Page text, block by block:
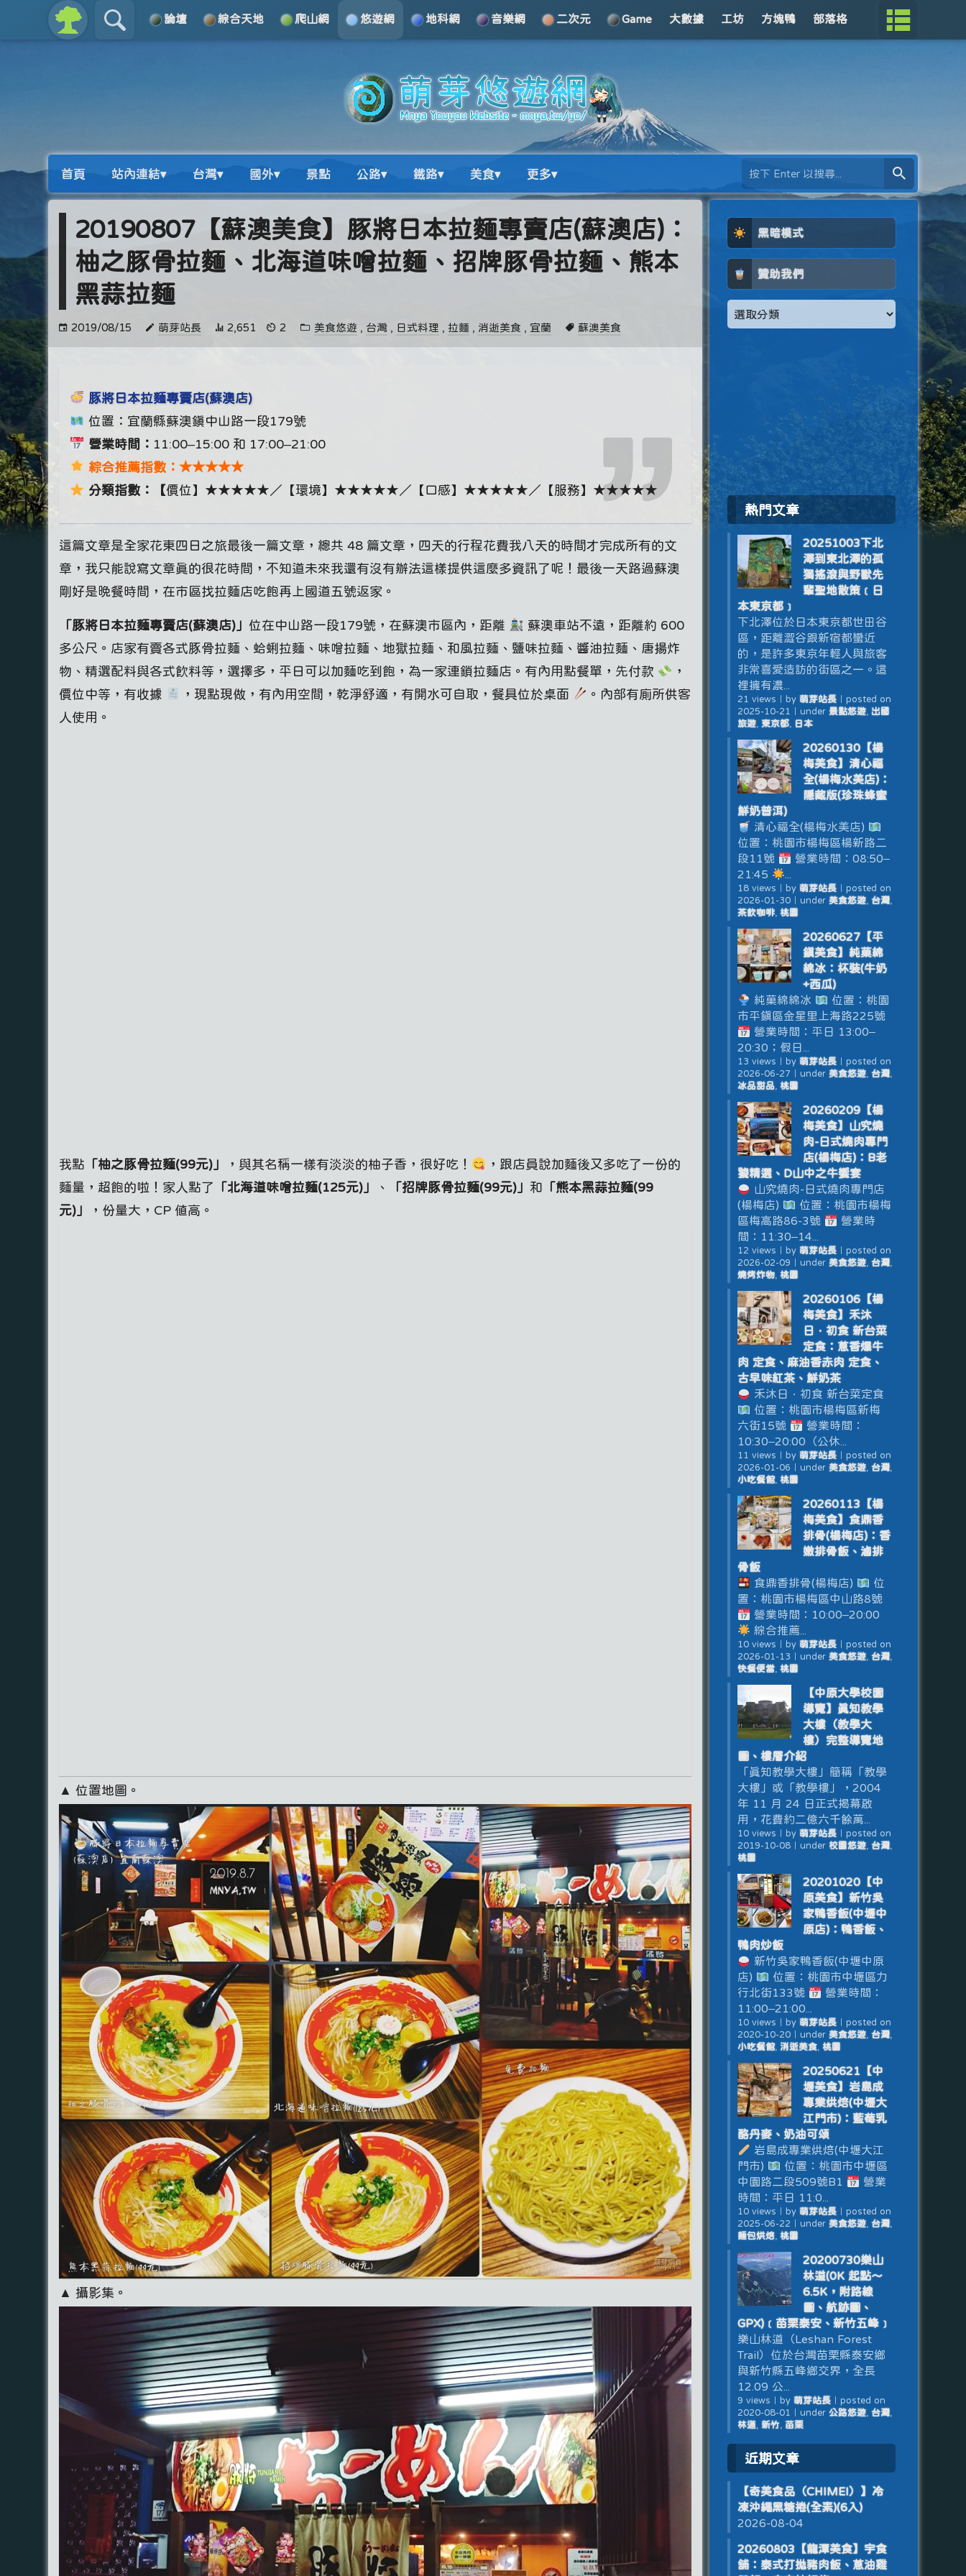
論壇 綜合天地 爬山網 悠遊網 地科網 音樂網 二次元 Game 大數據 工坊 方塊鴨 部落格
首頁 站內連結▾ 台灣▾ 國外▾ 景點 公路▾ 鐵路▾ 美食▾ 更多▾
20190807【蘇澳美食】豚將日本拉麵專賣店(蘇澳店)：
柚之豚骨拉麵、北海道味噌拉麵、招牌豚骨拉麵、熊本
黑蒜拉麵
2019/08/15 萌芽站長 2,651 2 美食悠遊 , 台灣 , 日式料理 , 拉麵 , 消逝美食 , 宜蘭 蘇澳美食
豚將日本拉麵專賣店(蘇澳店)
位置：宜蘭縣蘇澳鎮中山路一段179號
營業時間： 11:00–15:00 和 17:00–21:00
綜合推薦指數：★★★★★
分類指數：【價位】★★★★★／【環境】★★★★★／【口感】★★★★★／【服務】★★★★★
這篇文章是全家花東四日之旅最後一篇文章，總共 48 篇文章，四天的行程花費我八天的時間才完成所有的文
章，我只能說寫文章真的很花時間，不知道未來我還有沒有辦法這樣提供這麼多資訊了呢！最後一天路過蘇澳
剛好是晚餐時間，在市區找拉麵店吃飽再上國道五號返家。
「豚將日本拉麵專賣店(蘇澳店)」位在中山路一段179號，在蘇澳市區內，距離
蘇澳車站不遠，距離約 600
多公尺。店家有賣各式豚骨拉麵、蛤蜊拉麵、味噌拉麵、地獄拉麵、和風拉麵、鹽味拉麵、醬油拉麵、唐揚炸
物、精選配料與各式飲料等，選擇多，平日可以加麵吃到飽，為一家連鎖拉麵店。有內用點餐單，先付款
，
價位中等，有收據
，現點現做，有內用空間，乾淨舒適，有開水可自取，餐具位於桌面
。內部有廁所供客
人使用。
我點 「柚之豚骨拉麵(99元)」 ，與其名稱一樣有淡淡的柚子香，很好吃！
，跟店員說加麵後又多吃了一份的
麵量，超飽的啦！家人點了
「北海道味噌拉麵(125元)」 、 「招牌豚骨拉麵(99元)」 和 「熊本黑蒜拉麵(99
元)」
，份量大，CP 值高。
▲ 位置地圖。
▲ 攝影集。
黑暗模式
贊助我們
熱門文章
20251003下北
澤到東北澤的孤
獨搖滾與野獸先
輩聖地散策﹝日
本東京都﹞
下北澤位於日本東京都世田谷
區，距離澀谷跟新宿都蠻近
的，是許多東京年輕人與旅客
非常喜愛造訪的街區之一。這
裡擁有濃...
21 views by 萌芽站長｜ posted on
2025-10-21
under 景點悠遊, 出國
旅遊, 東京都, 日本
20260130【楊
梅美食】清心福
全(楊梅水美店)：
隱藏版(珍珠蜂蜜
鮮奶普洱)
清心福全(楊梅水美店)
位置：桃園市楊梅區楊新路二
段11號
營業時間：08:50–
21:45
18 views by 萌芽站長｜ posted on
2026-01-30｜ under 美食悠遊, 台灣,
茶飲咖啡, 桃園
20260627【平
鎮美食】純菓綿
綿冰：杯裝(牛奶
+西瓜)
純菓綿綿冰
位置：桃園
市平鎮區金星里上海路225號
營業時間：平日 13:00–
20:30；假日...
13 views by 萌芽站長｜ posted on
2026-06-27
under 美食悠遊, 台灣,
冰品甜品, 桃園
20260209【楊
梅美食】山究燒
肉-日式燒肉專門
店(楊梅店)：B老
饕精選、D山中之牛饗宴
山究燒肉-日式燒肉專門店
(楊梅店)
位置：桃園市楊梅
區梅高路86-3號
營業時
間：11:30–14...
12 views by 萌芽站長｜ posted on
2026-02-09
under 美食悠遊, 台灣,
燒烤炸物, 桃園
20260106【楊
梅美食】禾沐
日．初食 新台菜
定食：蔥香爆牛
肉 定食、麻油香赤肉 定食、
古早味紅茶、鮮奶茶
禾沐日．初食 新台菜定食
位置：桃園市楊梅區新梅
六街15號
營業時間：
10:30–20:00（公休...
11 views by 萌芽站長｜ posted on
2026-01-06
under 美食悠遊, 台灣,
小吃餐館, 桃園
20260113【楊
梅美食】食鼎香
排骨(楊梅店)：香
嫩排骨飯、滷排
骨飯
食鼎香排骨(楊梅店)
位
置：桃園市楊梅區中山路8號
營業時間：10:00–20:00
綜合推薦...
10 views by 萌芽站長｜ posted on
2026-01-13
under 美食悠遊, 台灣,
快餐便當, 桃園
【中原大學校園
導覽】真知教學
大樓（教學大
樓）完整導覽地
圖、樓層介紹
「真知教學大樓」簡稱「教學
大樓」或「教學樓」，2004
年 11 月 24 日正式揭幕啟
用，花費約二億六千餘萬...
10 views by 萌芽站長｜ posted on
2019-10-08｜ under 校園悠遊, 台灣,
桃園
20201020【中
原美食】新竹吳
家鴨香飯(中壢中
原店)：鴨香飯、
鴨肉炒飯
新竹吳家鴨香飯(中壢中原
店)
位置：桃園市中壢區力
行北街133號
營業時間：
11:00–21:00...
10 views by 萌芽站長｜ posted on
2020-10-20｜ under 美食悠遊, 台灣,
小吃餐館, 消逝美食, 桃園
20250621【中
壢美食】岩島成
專業烘焙(中壢大
江門市)：藍莓乳
酪丹麥、奶油可頌
岩島成專業烘焙(中壢大江
門市)
位置：桃園市中壢區
中園路二段509號B1
營業
時間：平日 11:0...
10 views by 萌芽站長｜ posted on
2025-06-22
under 美食悠遊, 台灣,
麵包烘焙, 桃園
20200730樂山
林道(0K 起點～
6.5K，附路線
圖、航跡圖、
GPX)﹝苗栗泰安、新竹五峰﹞
樂山林道（Leshan Forest
Trail）位於台灣苗栗縣泰安鄉
與新竹縣五峰鄉交界，全長
12.09 公...
9 views by 萌芽站長｜ posted on
2020-08-01
under 公路悠遊, 台灣,
林道, 新竹, 苗栗
近期文章
【奇美食品（CHIMEI）】冷
凍沖繩黑糖捲(全素)(6入)
2026-08-04
20260803【龍潭美食】宇食
舖：泰式打拋豬肉飯、蔥油雞